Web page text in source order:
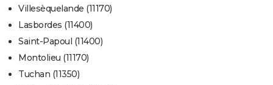
Villesèquelande (11170)
Lasbordes (11400)
Saint-Papoul (11400)
Montolieu (11170)
Tuchan (11350)